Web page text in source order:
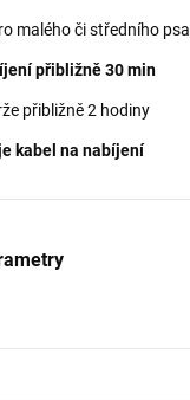
malého či středního psa
přibližně 30 min
přibližně 2 hodiny
kabel na nabíjení